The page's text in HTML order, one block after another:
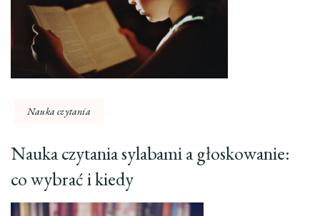
Nauka czytania
Nauka czytania sylabami a głoskowanie:
co wybrać i kiedy